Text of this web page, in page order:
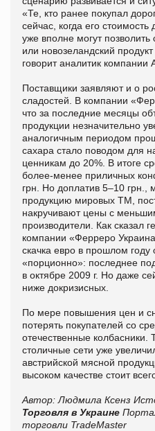
«Те, кто ранее покупал
сейчас, когда его стоимость
уже вполне могут
или новозеландский
говорит аналитик
Поставщики заявляют и о
сладостей. В компании
что за последние месяцы
продукции незначительно
аналогичным периодом
сахара стало поводом для
ценникам до 20%. В итоге
более-менее приличных
грн. Но доплатив 5–10 грн.,
продукцию мировых ТМ,
накручивают цены с
производители. Как сказал
компании «Ферреро
скачка евро в прошлом
«порционно»: последнее
в октябре 2009 г. Но даже
ниже докризисных.
По мере повышения цен и
потерять покупателей со
отечественные колбасники.
столичные сети уже
австрийской мясной
высоком качестве стоит
Автор: Людмила Ксенз
Торговля в Украине
торговли TradeMaster